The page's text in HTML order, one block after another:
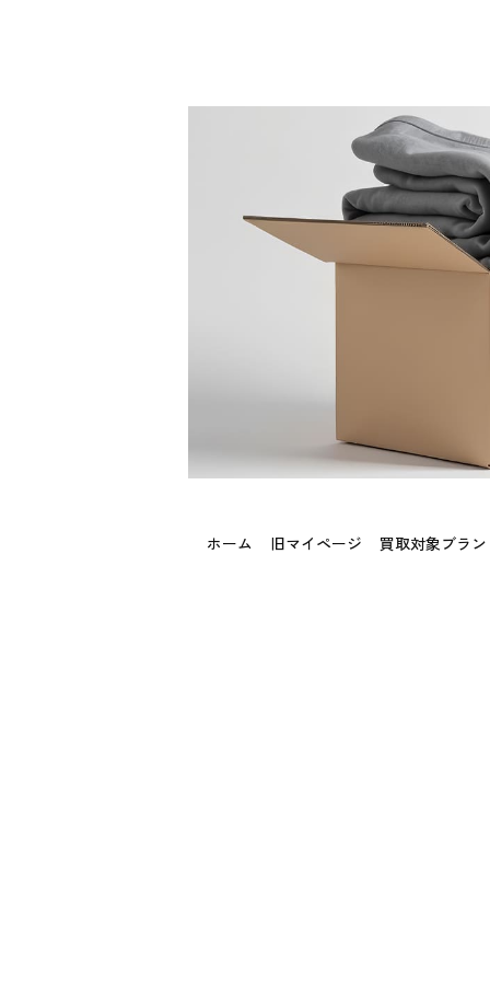
ホーム 旧マイページ 買取対象ブラ